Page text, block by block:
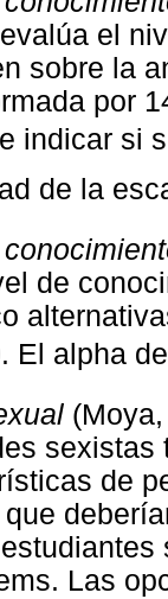
el
sobre la
por
indicar si
de la
de
El
de
Las